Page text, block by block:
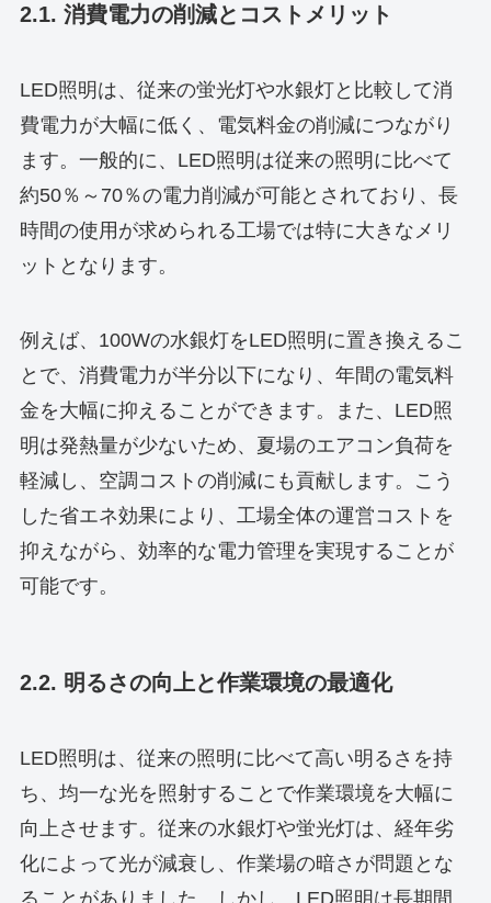
2.1. 消費電力の削減とコストメリット
LED照明は、従来の蛍光灯や水銀灯と比較して消
費電力が大幅に低く、電気料金の削減につながり
ます。一般的に、LED照明は従来の照明に比べて
約50％～70％の電力削減が可能とされており、長
時間の使用が求められる工場では特に大きなメリ
ットとなります。
例えば、100Wの水銀灯をLED照明に置き換えるこ
とで、消費電力が半分以下になり、年間の電気料
金を大幅に抑えることができます。また、LED照
明は発熱量が少ないため、夏場のエアコン負荷を
軽減し、空調コストの削減にも貢献します。こう
した省エネ効果により、工場全体の運営コストを
抑えながら、効率的な電力管理を実現することが
可能です。
2.2. 明るさの向上と作業環境の最適化
LED照明は、従来の照明に比べて高い明るさを持
ち、均一な光を照射することで作業環境を大幅に
向上させます。従来の水銀灯や蛍光灯は、経年劣
化によって光が減衰し、作業場の暗さが問題とな